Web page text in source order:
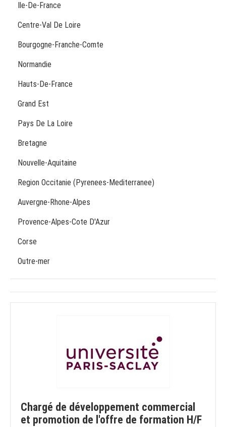
Ile-De-France
Centre-Val De Loire
Bourgogne-Franche-Comte
Normandie
Hauts-De-France
Grand Est
Pays De La Loire
Bretagne
Nouvelle-Aquitaine
Region Occitanie (Pyrenees-Mediterranee)
Auvergne-Rhone-Alpes
Provence-Alpes-Cote D'Azur
Corse
Outre-mer
Chargé de développement commercial
et promotion de l'offre de formation H/F